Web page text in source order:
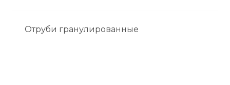
Отруби гранулированные